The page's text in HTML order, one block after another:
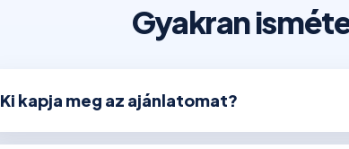
Gyakran
Ki kapja meg az ajánlatomat?